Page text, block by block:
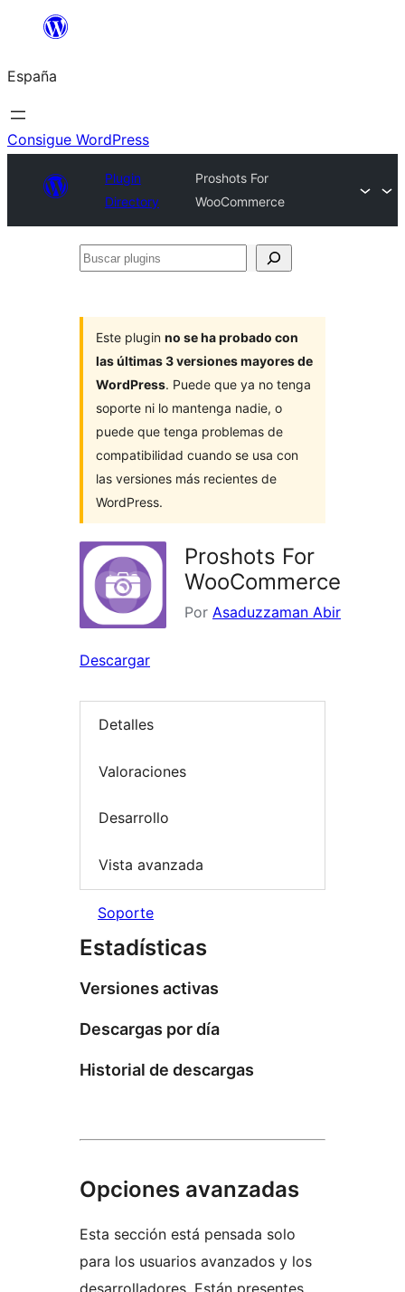
Saltar
contenido
España
Consigue WordPress
Plugin
Directory
Proshots For
WooCommerce
Buscar
Este plugin no se ha probado con
las últimas 3 versiones mayores de
WordPress. Puede que ya no tenga
soporte ni lo mantenga nadie, o
puede que tenga problemas de
compatibilidad cuando se usa con
las versiones más recientes de
WordPress.
Proshots For
WooCommerce
Por Asaduzzaman Abir
Descargar
Detalles
Valoraciones
Desarrollo
Vista avanzada
Soporte
Estadísticas
Versiones activas
Descargas por día
Historial de descargas
Opciones avanzadas
Esta sección está pensada solo
para los usuarios avanzados y los